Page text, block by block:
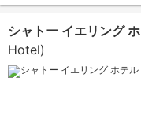
シャトー イエリング
Hotel)